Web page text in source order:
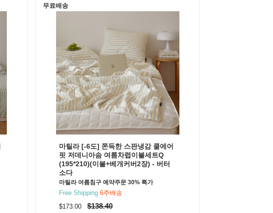
무료배송
마틸라 [-6도] 쫀득한 스판냉감 쿨에어
핏 저데니아솜 여름차렵이불세트Q
(195*210)(이불+베개커버2장) - 버터
소다
마틸라 여름침구 예약주문 30% 특가
Free Shipping 6주배송
$173.00$138.40